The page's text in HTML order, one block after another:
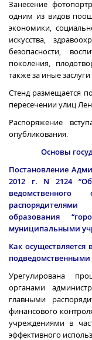
Занесение
одним из видов
экономики,
искусства,
безопасности,
поколения,
также за иные
Стенд размещается
пересечении улиц
Распоряжение
опубликования.
Основы
Постановление
2012 г. N 2124 “Об
образования
муниципальными
Как
Урегулирована
органами
главными
финансового
учреждениями в
эффективного